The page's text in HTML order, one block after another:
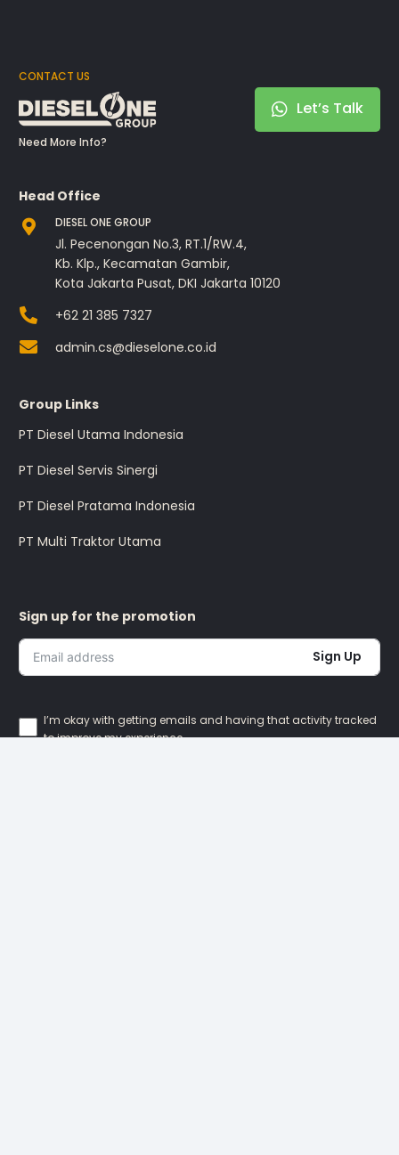
CONTACT US
Need More Info?
Let’s Talk
Head Office
DIESEL ONE GROUP
Jl. Pecenongan No.3, RT.1/RW.4,
Kb. Klp., Kecamatan Gambir,
Kota Jakarta Pusat, DKI Jakarta 10120
+62 21 385 7327
admin.cs@dieselone.co.id
Group Links
PT Diesel Utama Indonesia
PT Diesel Servis Sinergi
PT Diesel Pratama Indonesia
PT Multi Traktor Utama
Sign up for the promotion
Sign Up
I’m okay with getting emails and having that activity tracked
to improve my experience.